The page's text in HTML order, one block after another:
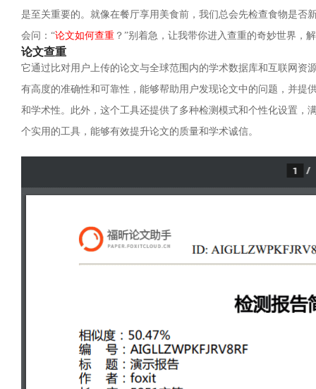
是至关重要的。就像在餐厅享用美食前，我们总会先检查食物是
会问：“论文如何查重 ？”别着急，让我带你进入查重的奇妙世界，
论文查重
它通过比对用户上传的论文与全球范围内的学术数据库和互联网
有高度的准确性和可靠性，能够帮助用户发现论文中的问题，并
和学术性。此外，这个工具还提供了多种检测模式和个性化设置
个实用的工具，能够有效提升论文的质量和学术诚信。